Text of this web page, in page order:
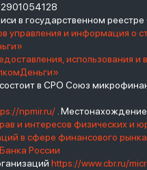
в государственном
управления и информация о
использования и
в СРО Союз
npmir.ru/ .
и интересов физических и
в сфере финансового
России
https://www.cbr.ru/